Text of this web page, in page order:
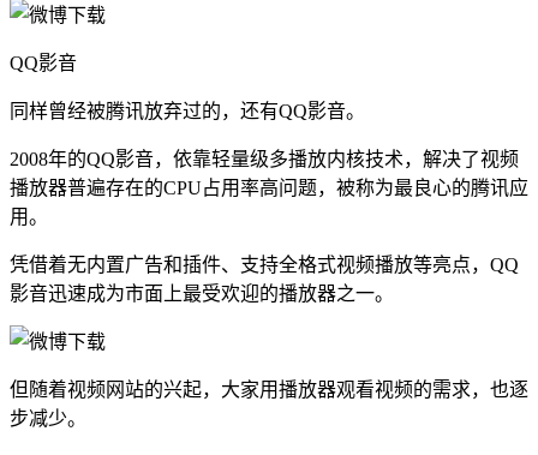
QQ影音
同样曾经被腾讯放弃过的，还有QQ影音。
2008年的QQ影音，依靠轻量级多播放内核技术，解决了视频
播放器普遍存在的CPU占用率高问题，被称为最良心的腾讯应
用。
凭借着无内置广告和插件、支持全格式视频播放等亮点，QQ
影音迅速成为市面上最受欢迎的播放器之一。
但随着视频网站的兴起，大家用播放器观看视频的需求，也逐
步减少。